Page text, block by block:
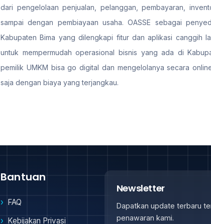
dari pengelolaan penjualan, pelanggan, pembayaran,
sampai dengan pembiayaan usaha. OASSE sebagai
Kabupaten Bima yang dilengkapi fitur dan aplikasi canggih
untuk mempermudah operasional bisnis yang ada di
pemilik UMKM bisa go digital dan mengelolanya secara
saja dengan biaya yang terjangkau.
Bantuan
FAQ
Kebijakan Privasi
Newsletter
Dapatkan update terbaru
penawaran kami.